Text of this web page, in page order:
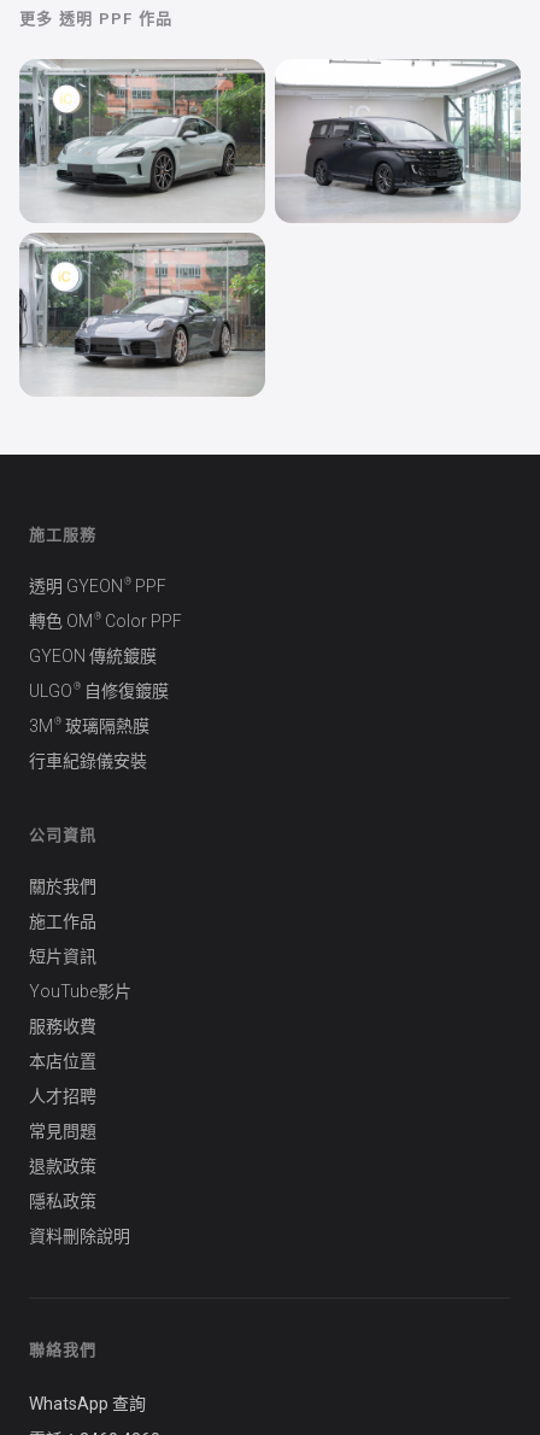
更多 透明 PPF 作品
透明 PPF
Porsche Taycan
Porsche 911
施工服務
透明 GYEON ® PPF
轉色 OM ® Color PPF
GYEON 傳統鍍膜
ULGO ® 自修復鍍膜
3M ® 玻璃隔熱膜
行車紀錄儀安裝
公司資訊
關於我們
施工作品
短片資訊
YouTube影片
服務收費
本店位置
人才招聘
常見問題
退款政策
隱私政策
資料刪除說明
聯絡我們
WhatsApp 查詢